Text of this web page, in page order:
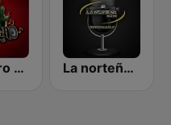
Guerrero Potosino Radio La norteña 89.3 FM